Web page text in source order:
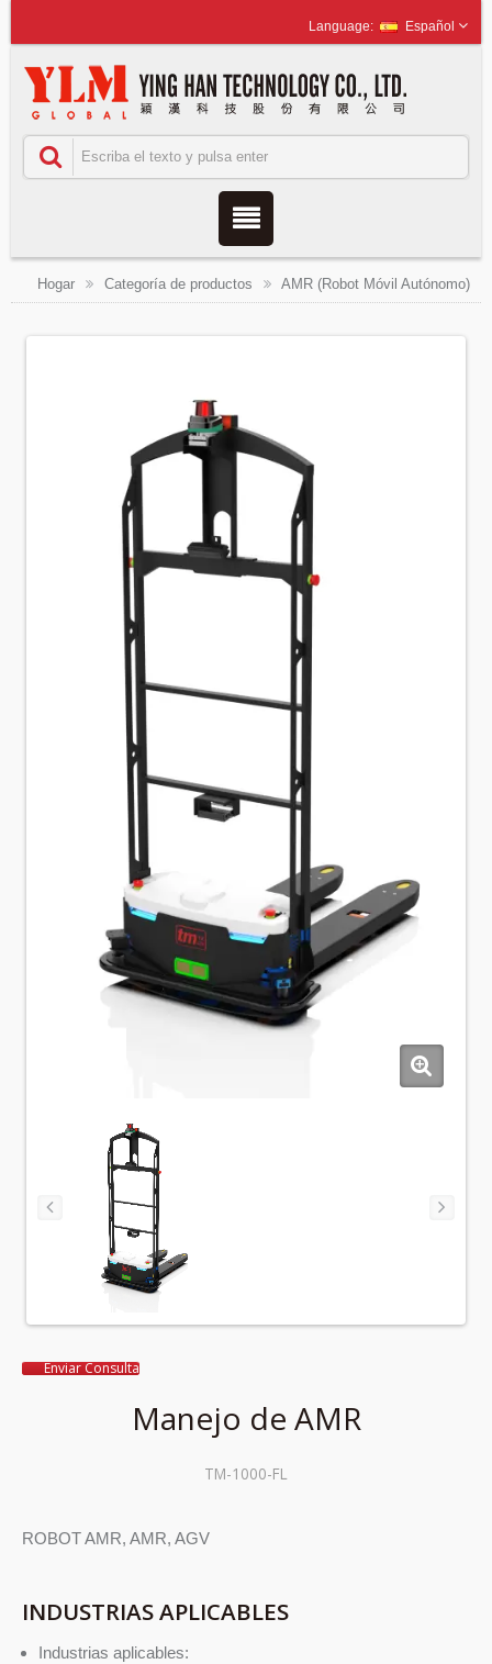
Español
Hogar Categoría de productos AMR (Robot Móvil Autónomo)
Enviar Consulta
Manejo de AMR
TM-1000-FL
ROBOT AMR, AMR, AGV
INDUSTRIAS APLICABLES
Industrias aplicables: